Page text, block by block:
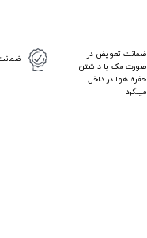
ضمانت تعویض در
صورت مک یا داشتن
حفره هوا در داخل
میلگرد